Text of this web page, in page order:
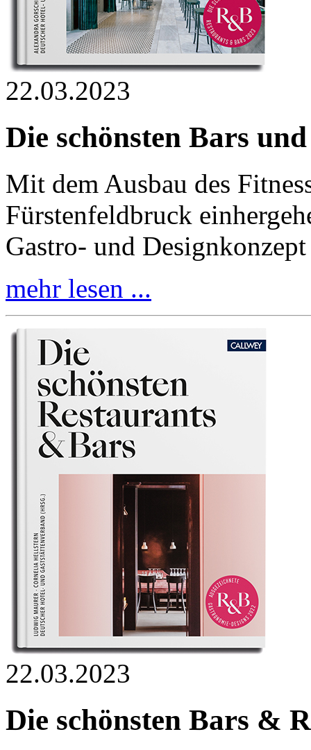
22.03.2023
Die schönsten Bars
Mit dem Ausbau des
Fürstenfeldbruck
Gastro- und
mehr lesen ...
22.03.2023
Die schönsten Bars &